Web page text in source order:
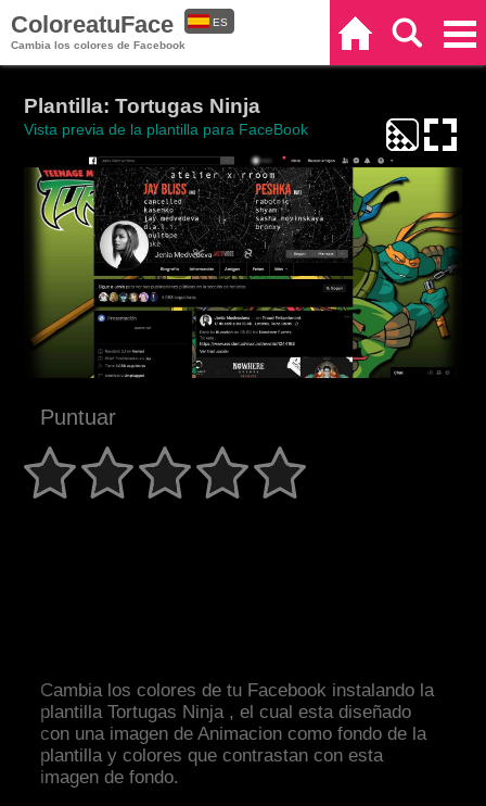
ColoreatuFace
Cambia los colores de Facebook
ES
Plantilla: Tortugas Ninja
Vista previa de la plantilla para FaceBook
Puntuar
Cambia los colores de tu Facebook instalando la
plantilla Tortugas Ninja , el cual esta diseñado
con una imagen de Animacion como fondo de la
plantilla y colores que contrastan con esta
imagen de fondo.